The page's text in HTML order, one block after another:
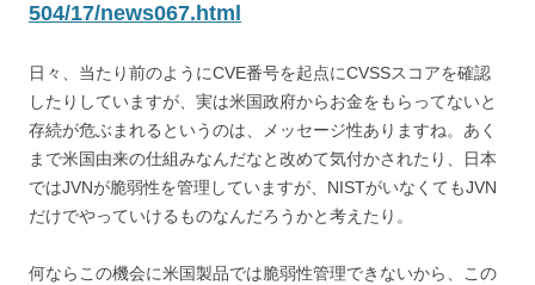
504/17/news067.html
日々、当たり前のようにCVE番号を起点にCVSSスコアを確認
したりしていますが、実は米国政府からお金をもらってないと
存続が危ぶまれるというのは、メッセージ性ありますね。あく
まで米国由来の仕組みなんだなと改めて気付かされたり、日本
ではJVNが脆弱性を管理していますが、NISTがいなくてもJVN
だけでやっていけるものなんだろうかと考えたり。
何ならこの機会に米国製品では脆弱性管理できないから、この